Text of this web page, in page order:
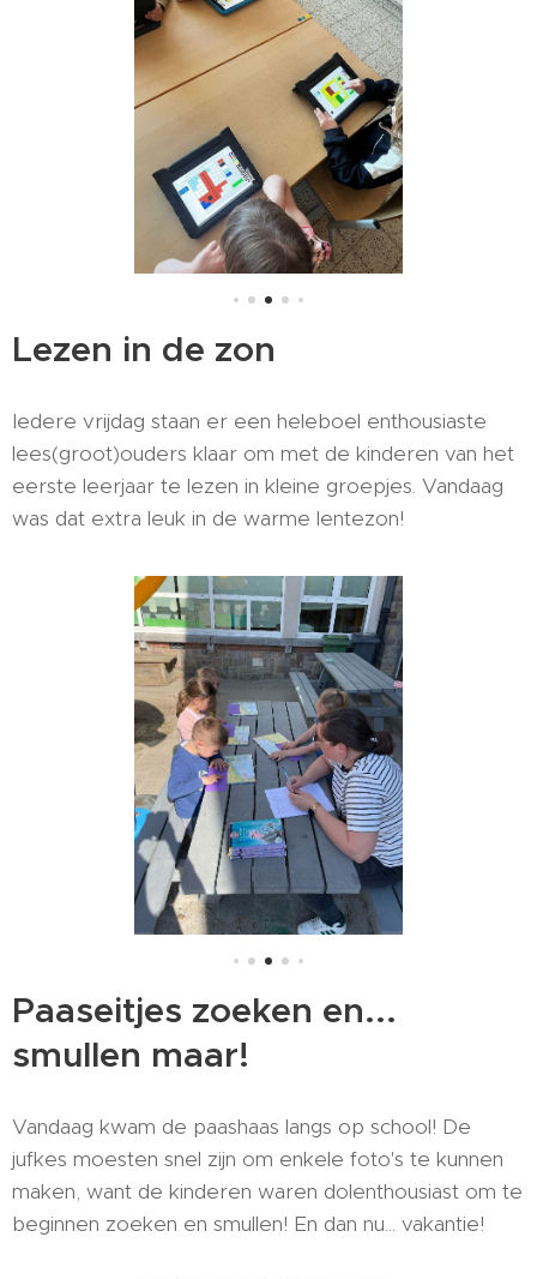
Lezen in de zon
Iedere vrijdag staan er een heleboel enthousiaste
lees(groot)ouders klaar om met de kinderen van het
eerste leerjaar te lezen in kleine groepjes. Vandaag
was dat extra leuk in de warme lentezon!
Paaseitjes zoeken en...
smullen maar!
Vandaag kwam de paashaas langs op school! De
jufkes moesten snel zijn om enkele foto's te kunnen
maken, want de kinderen waren dolenthousiast om te
beginnen zoeken en smullen! En dan nu... vakantie!